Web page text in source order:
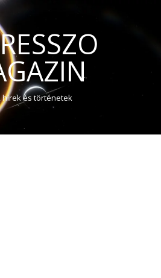
hírek és történetek